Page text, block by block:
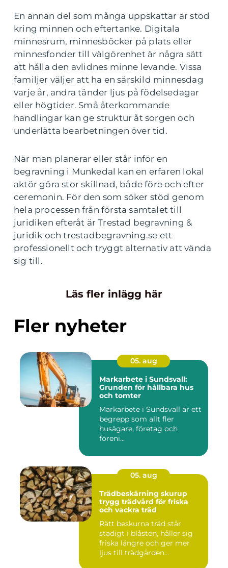
En annan del som många uppskattar är stöd
kring minnen och eftertanke. Digitala
minnesrum, minnesböcker på plats eller
minnesfonder till välgörenhet är några sätt
att hålla den avlidnes minne levande. Vissa
familjer väljer att ha en särskild minnesdag
varje år, andra tänder ljus på födelsedagar
eller högtider. Små återkommande
handlingar kan ge struktur åt sorgen och
underlätta bearbetningen över tid.
När man planerar eller står inför en
begravning i Munkedal kan en erfaren lokal
aktör göra stor skillnad, både före och efter
ceremonin. För den som söker stöd genom
hela processen från första samtalet till
juridiken efteråt är Trestad begravning &
juridik och trestadbegravning.se ett
professionellt och tryggt alternativ att vända
sig till.
Läs fler inlägg här
Fler nyheter
05. aug
Markarbete i Sundsvall:
Grunden för hållbara hus
och tomter
Markarbete i Sundsvall är ett
begrepp som allt fler
husägare, företag och
föreni...
05. aug
Trädbeskärning skurup
trygg trädvård för friska
och vackra träd
Rätt beskurna träd står
stadigt i blåsten, håller sig
friska längre och ger mer
ljus till trädgården...